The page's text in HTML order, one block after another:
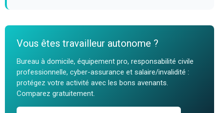
Vous êtes travailleur autonome ?
Bureau à domicile, équipement pro, responsabilité civile
professionnelle, cyber-assurance et salaire/invalidité :
protégez votre activité avec les bons avenants.
Comparez gratuitement.